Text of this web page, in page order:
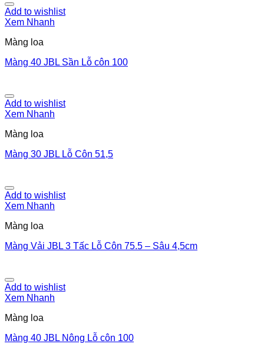
Add to wishlist
Xem Nhanh
Màng loa
Màng 40 JBL Sần Lỗ côn 100
Add to wishlist
Xem Nhanh
Màng loa
Màng 30 JBL Lỗ Côn 51,5
Add to wishlist
Xem Nhanh
Màng loa
Màng Vải JBL 3 Tấc Lỗ Côn 75.5 – Sâu 4,5cm
Add to wishlist
Xem Nhanh
Màng loa
Màng 40 JBL Nông Lỗ côn 100